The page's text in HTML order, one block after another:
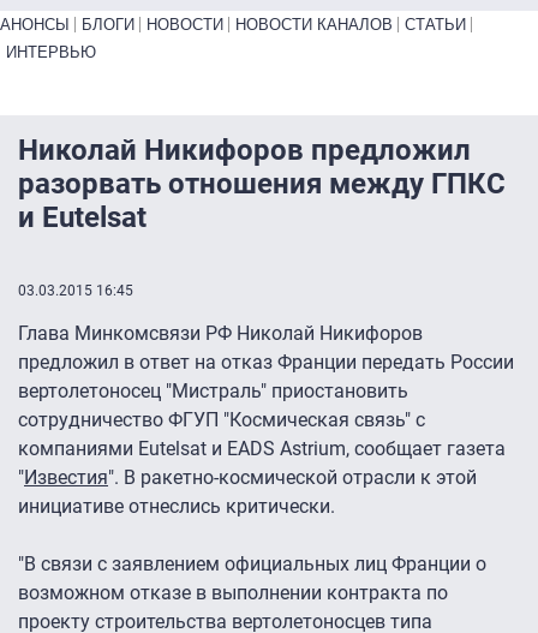
Primary links bottom
АНОНСЫ БЛОГИ НОВОСТИ НОВОСТИ КАНАЛОВ
СТАТЬИ
ИНТЕРВЬЮ
Николай Никифоров предложил
разорвать отношения между ГПКС
и Eutelsat
03.03.2015 16:45
Глава Минкомсвязи РФ Николай Никифоров
предложил в ответ на отказ Франции передать России
вертолетоносец "Мистраль" приостановить
сотрудничество ФГУП "Космическая связь" с
компаниями Eutelsat и EADS Astrium, сообщает газета
"Известия". В ракетно-космической отрасли к этой
инициативе отнеслись критически.
"В связи с заявлением официальных лиц Франции о
возможном отказе в выполнении контракта по
проекту строительства вертолетоносцев типа